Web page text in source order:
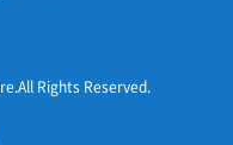
Rights Reserved.